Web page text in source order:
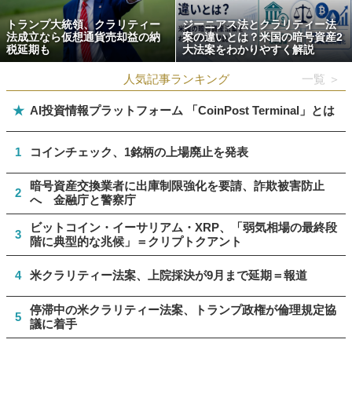
トランプ大統領、クラリティー
法成立なら仮想通貨売却益の納
税延期も
ジーニアス法とクラリティー法
案の違いとは？米国の暗号資産2
大法案をわかりやすく解説
人気記事ランキング 一覧 ＞
★ AI投資情報プラットフォーム 「CoinPost Terminal」とは
1 コインチェック、1銘柄の上場廃止を発表
2
暗号資産交換業者に出庫制限強化を要請、詐欺被害防止
へ 金融庁と警察庁
3
ビットコイン・イーサリアム・XRP、「弱気相場の最終段
階に典型的な兆候」＝クリプトクアント
4 米クラリティー法案、上院採決が9月まで延期＝報道
5
停滞中の米クラリティー法案、トランプ政権が倫理規定協
議に着手